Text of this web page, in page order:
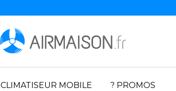
CLIMATISEUR MOBILE ? PROMOS